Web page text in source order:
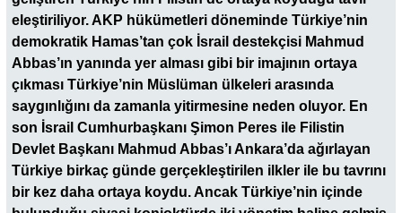
eleştiriliyor. AKP hükümetleri döneminde Türkiye’nin
demokratik Hamas’tan çok İsrail destekçisi Mahmud
Abbas’ın yanında yer alması gibi bir imajının ortaya
çıkması Türkiye’nin Müslüman ülkeleri arasında
saygınlığını da zamanla yitirmesine neden oluyor. En
son İsrail Cumhurbaşkanı Şimon Peres ile Filistin
Devlet Başkanı Mahmud Abbas’ı Ankara’da ağırlayan
Türkiye birkaç günde gerçekleştirilen ilkler ile bu tavrını
bir kez daha ortaya koydu. Ancak Türkiye’nin içinde